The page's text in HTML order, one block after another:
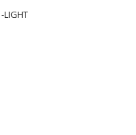
LIGHT